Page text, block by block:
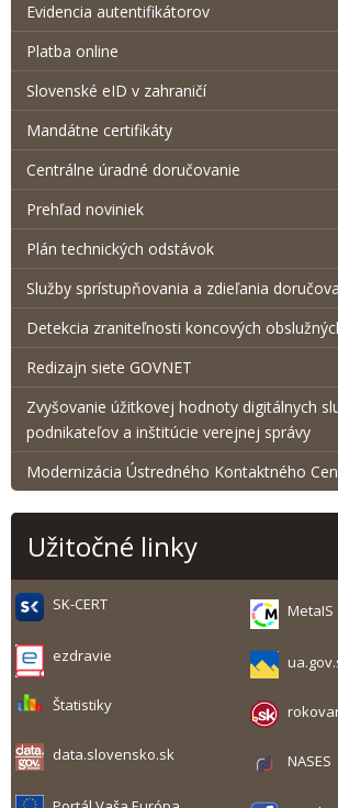
Evidencia autentifikátorov
Platba online
Slovenské eID v zahraničí
Mandátne certifikáty
Centrálne úradné doručovanie
Prehľad noviniek
Plán technických odstávok
Služby sprístupňovania a zdieľania
Detekcia zraniteľnosti koncových
Redizajn siete GOVNET
Zvyšovanie úžitkovej hodnoty digitálnych
podnikateľov a inštitúcie verejnej správy
Modernizácia Ústredného Kontaktného
Užitočné linky
SK-CERT MetaIS
ezdravie
Štatistiky
data.slovensko.sk NASES